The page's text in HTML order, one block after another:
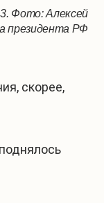
Фото: Алексей
президента РФ
скорее,